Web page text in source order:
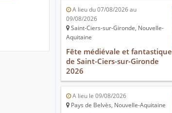
A lieu du 07/08/2026 au
09/08/2026
Saint-Ciers-sur-Gironde, Nouvelle-
Aquitaine
Fête médiévale et fantastique
de Saint-Ciers-sur-Gironde
2026
A lieu le 09/08/2026
Pays de Belvès, Nouvelle-Aquitaine